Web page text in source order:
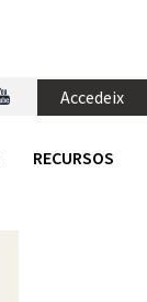
Accedeix
RECURSOS